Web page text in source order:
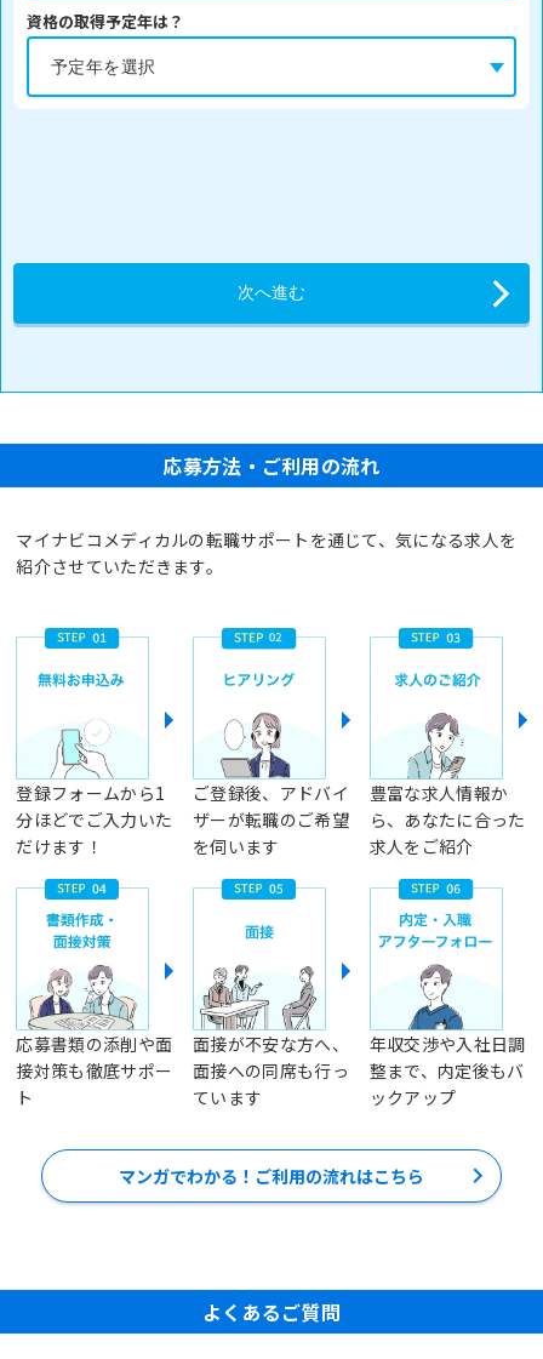
資格の取得予定年は？
応募方法・ご利用の流れ
マイナビコメディカルの転職サポートを通じて、気になる求人を
紹介させていただきます。
登録フォームから1
分ほどでご入力いた
だけます！
ご登録後、アドバイ
ザーが転職のご希望
を伺います
豊富な求人情報か
ら、あなたに合った
求人をご紹介
応募書類の添削や面
接対策も徹底サポー
ト
面接が不安な方へ、
面接への同席も行っ
ています
年収交渉や入社日調
整まで、内定後もバ
ックアップ
マンガでわかる！ご利用の流れはこちら
よくあるご質問